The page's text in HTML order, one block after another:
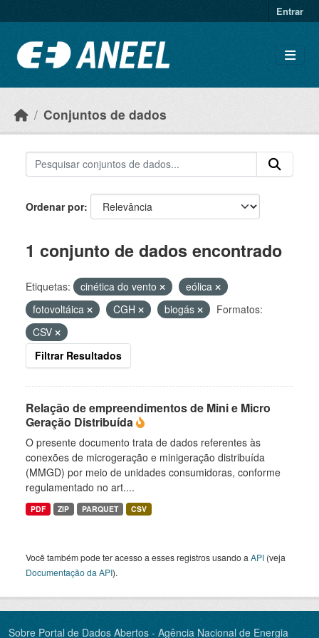
Entrar
Conjuntos de dados
Ordenar por
1 conjunto de dados encontrado
Etiquetas: cinética do vento
eólica
fotovoltáica
CGH biogás
Formatos:
CSV
Filtrar Resultados
Relação de empreendimentos de Mini e Micro
Geração Distribuída
O presente documento trata de dados referentes às
conexões de microgeração e minigeração distribuída
(MMGD) por meio de unidades consumidoras, conforme
regulamentado no art....
PDF ZIP PARQUET CSV
Você também pode ter acesso a esses registros usando a API (veja
Documentação da API).
Sobre Portal de Dados Abertos - Agência Nacional de Energia